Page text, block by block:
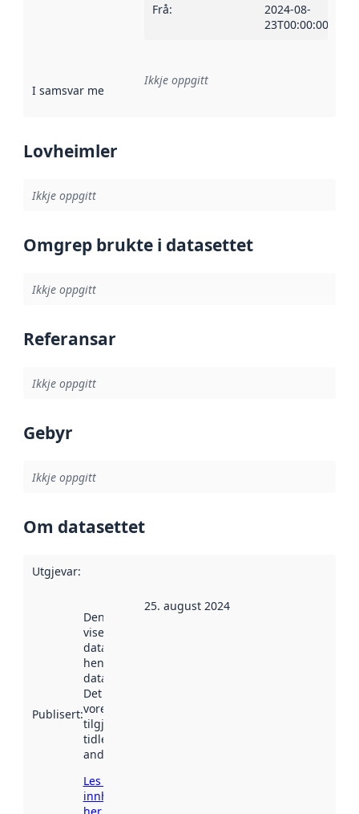
Frå:
2024-08-
23T00:00:00Z
I samsvar med Referanse til ei implementeringsregel eller
Ikkje oppgitt
Lovheimler
Ikkje oppgitt
Omgrep brukte i datasettet
Ikkje oppgitt
Referansar
Ikkje oppgitt
Gebyr
Ikkje oppgitt
Om datasettet
Utgjevar:
Publisert:
Denne datoen
viser når
datasettet vart
henta inn av
data.norge.no.
Det kan ha
vore
tilgjengeleg
tidlegare
andre stader.
Les meir om
innhenting
25. august 2024